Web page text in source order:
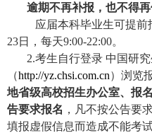
逾期不再补报，也不得再
应届本科毕业生可提前
23日，每天9:00-22:00。
2.考生自行登录 中国研
（http://yz.chsi.com.cn）浏览
地省级高校招生办公室、报
告要求报名 ，凡不按公告要
填报虚假信息而造成不能考